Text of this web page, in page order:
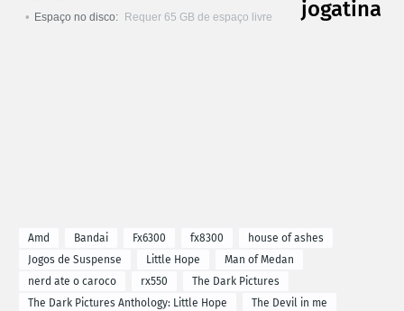
Espaço no disco:
Requer 65 GB de espaço livre
jogatina
Amd Bandai Fx6300 fx8300
house of ashes
Jogos de Suspense
Little Hope
Man of Medan
nerd ate o caroco
rx550
The Dark Pictures
The Dark Pictures Anthology: Little Hope
The Devil in me